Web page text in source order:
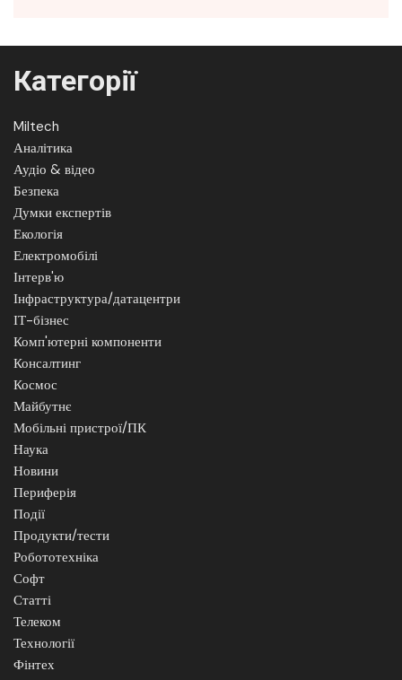
Категорії
Miltech
Аналітика
Аудіо & відео
Безпека
Думки експертів
Екологія
Електромобілі
Інтерв'ю
Інфраструктура/датацентри
ІТ-бізнес
Комп'ютерні компоненти
Консалтинг
Космос
Майбутнє
Мобільні пристрої/ПК
Наука
Новини
Периферія
Події
Продукти/тести
Робототехніка
Софт
Статті
Телеком
Технології
Фінтех